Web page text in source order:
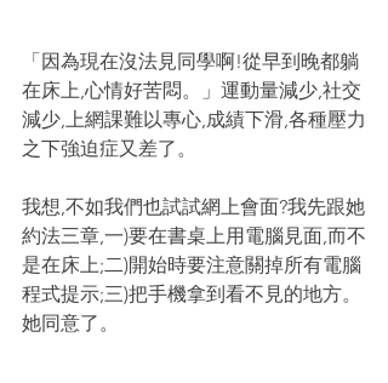
「因為現在沒法見同學啊!從早到晚都躺
在床上,心情好苦悶。」運動量減少,社交
減少,上網課難以專心,成績下滑,各種壓力
之下強迫症又差了。
我想,不如我們也試試網上會面?我先跟她
約法三章,一)要在書桌上用電腦見面,而不
是在床上;二)開始時要注意關掉所有電腦
程式提示;三)把手機拿到看不見的地方。
她同意了。